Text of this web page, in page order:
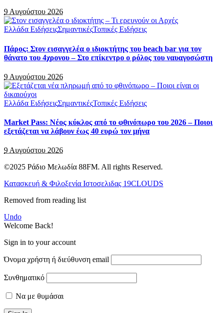
9 Αυγούστου 2026
Ελλάδα ΕιδήσειςΣημαντικέςΤοπικές Ειδήσεις
Πάρος: Στον εισαγγελέα ο ιδιοκτήτης του beach bar για τον
θάνατο του 4χρονου – Στο επίκεντρο ο ρόλος του ναυαγοσώστη
9 Αυγούστου 2026
Ελλάδα ΕιδήσειςΣημαντικέςΤοπικές Ειδήσεις
Market Pass: Νέος κύκλος από το φθινόπωρο του 2026 – Ποιοι
εξετάζεται να λάβουν έως 40 ευρώ τον μήνα
9 Αυγούστου 2026
©2025 Ράδιο Μελωδία 88FM. All rights Reserved.
Κατασκευή & Φιλοξενία Ιστοσελιδας 19CLOUDS
Removed from reading list
Undo
Welcome Back!
Sign in to your account
Όνομα χρήστη ή διεύθυνση email
Συνθηματικό
Να με θυμάσαι